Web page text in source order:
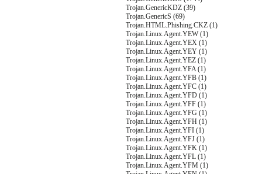
Trojan.GenericKDZ (39)
Trojan.GenericS (69)
Trojan.HTML.Phishing.CKZ (1)
Trojan.Linux.Agent.YEW (1)
Trojan.Linux.Agent.YEX (1)
Trojan.Linux.Agent.YEY (1)
Trojan.Linux.Agent.YEZ (1)
Trojan.Linux.Agent.YFA (1)
Trojan.Linux.Agent.YFB (1)
Trojan.Linux.Agent.YFC (1)
Trojan.Linux.Agent.YFD (1)
Trojan.Linux.Agent.YFF (1)
Trojan.Linux.Agent.YFG (1)
Trojan.Linux.Agent.YFH (1)
Trojan.Linux.Agent.YFI (1)
Trojan.Linux.Agent.YFJ (1)
Trojan.Linux.Agent.YFK (1)
Trojan.Linux.Agent.YFL (1)
Trojan.Linux.Agent.YFM (1)